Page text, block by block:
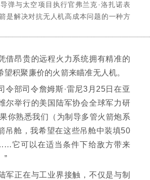
弹与太空项目执行官弗兰克·洛扎诺表
是解决对抗无人机高成本问题的一种方
借昂贵的远程火力系统拥有精准的
望积聚廉价的火箭来瞄准无人机。
令部司令詹姆斯·雷尼3月25日在亚
尔举行的美国陆军协会全球军力研
你熟悉我们（为制导多管火箭炮系
吊舱，我希望在这些吊舱中装填50
它可以在适当条件下给敌方带来
”
军正在与工业界接触，不仅是与制